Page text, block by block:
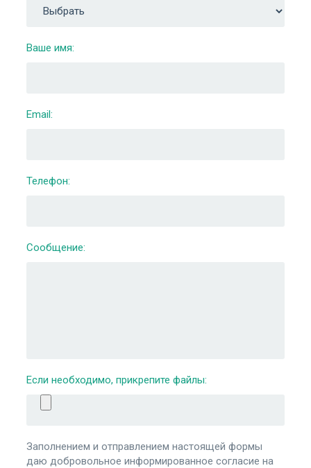
Ваше имя:
Email:
Телефон:
Сообщение:
Если необходимо, прикрепите файлы:
Заполнением и отправлением настоящей формы
даю добровольное информированное согласие на